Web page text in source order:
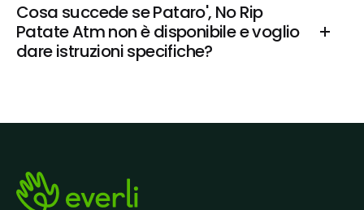
Cosa succede se Pataro', No Rip
Patate Atm non è disponibile e voglio
dare istruzioni specifiche?